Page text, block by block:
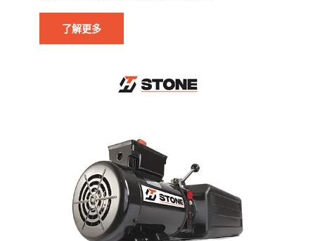
了解更多